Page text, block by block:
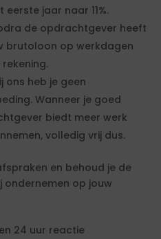
jaar naar 11%.
de opdrachtgever heeft
brutoloon op werkdagen
ons heb je geen
Wanneer je goed
biedt meer werk
volledig vrij dus.
en behoud je de
op jouw
24 uur reactie